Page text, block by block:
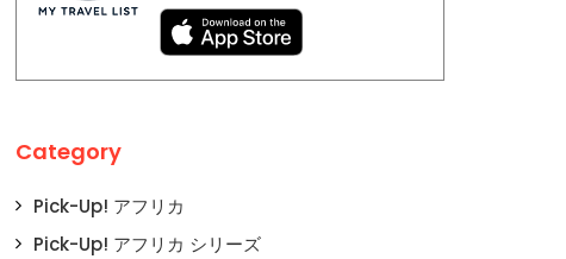
Category
Pick-Up! アフリカ
Pick-Up! アフリカ シリーズ